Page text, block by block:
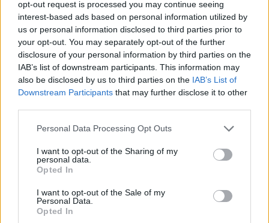
opt-out request is processed you may continue seeing
interest-based ads based on personal information utilized by
us or personal information disclosed to third parties prior to
your opt-out. You may separately opt-out of the further
disclosure of your personal information by third parties on the
IAB’s list of downstream participants. This information may
also be disclosed by us to third parties on the IAB’s List of
Downstream Participants that may further disclose it to other
Personal Data Processing Opt Outs
I want to opt-out of the Sharing of my
personal data.
Opted In
I want to opt-out of the Sale of my
Personal Data.
Opted In
Team Gosen fekk Champion-prisen, og går vidare til
Skandinavisk finale.
Nyhende
Mest lest siste syv dager